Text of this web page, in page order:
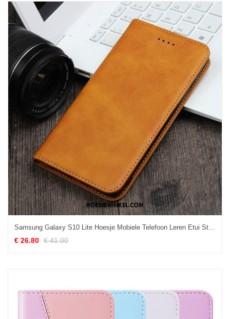
Samsung Galaxy S10 Lite Hoesje Mobiele Telefoon Leren Etui Ster, Samsung Galaxy S10 Lite Hoesje Folio Geel
€ 26.80 € 41.00